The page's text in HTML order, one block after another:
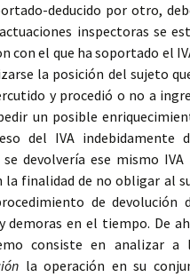
deducido por otro,
inspectoras se
con el que ha soportado el
la posición del sujeto
y procedió o no a
un posible
del IVA indebidamente
devolvería ese mismo
la finalidad de no obligar al
de devolución
demoras en el tiempo. De
consiste en analizar
la operación en su